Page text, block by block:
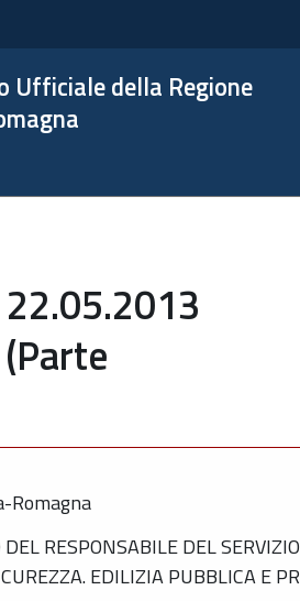
Ufficiale della Regione
Romagna
RESPONSABILE DEL
EDILIZIA PUBBLICA E